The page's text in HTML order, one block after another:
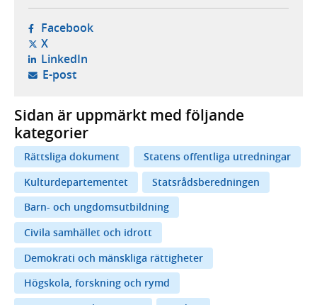
Facebook- öppnas i ny flik, extern webbplats,
X- öppnas i ny flik, extern webbplats,
LinkedIn- öppnas i ny flik, extern webbplats,
E-post- öppnar din e-postklient,
Sidan är uppmärkt med följande
kategorier
Rättsliga dokument
Statens offentliga utredningar
Kulturdepartementet
Statsrådsberedningen
Barn- och ungdomsutbildning
Civila samhället och idrott
Demokrati och mänskliga rättigheter
Högskola, forskning och rymd